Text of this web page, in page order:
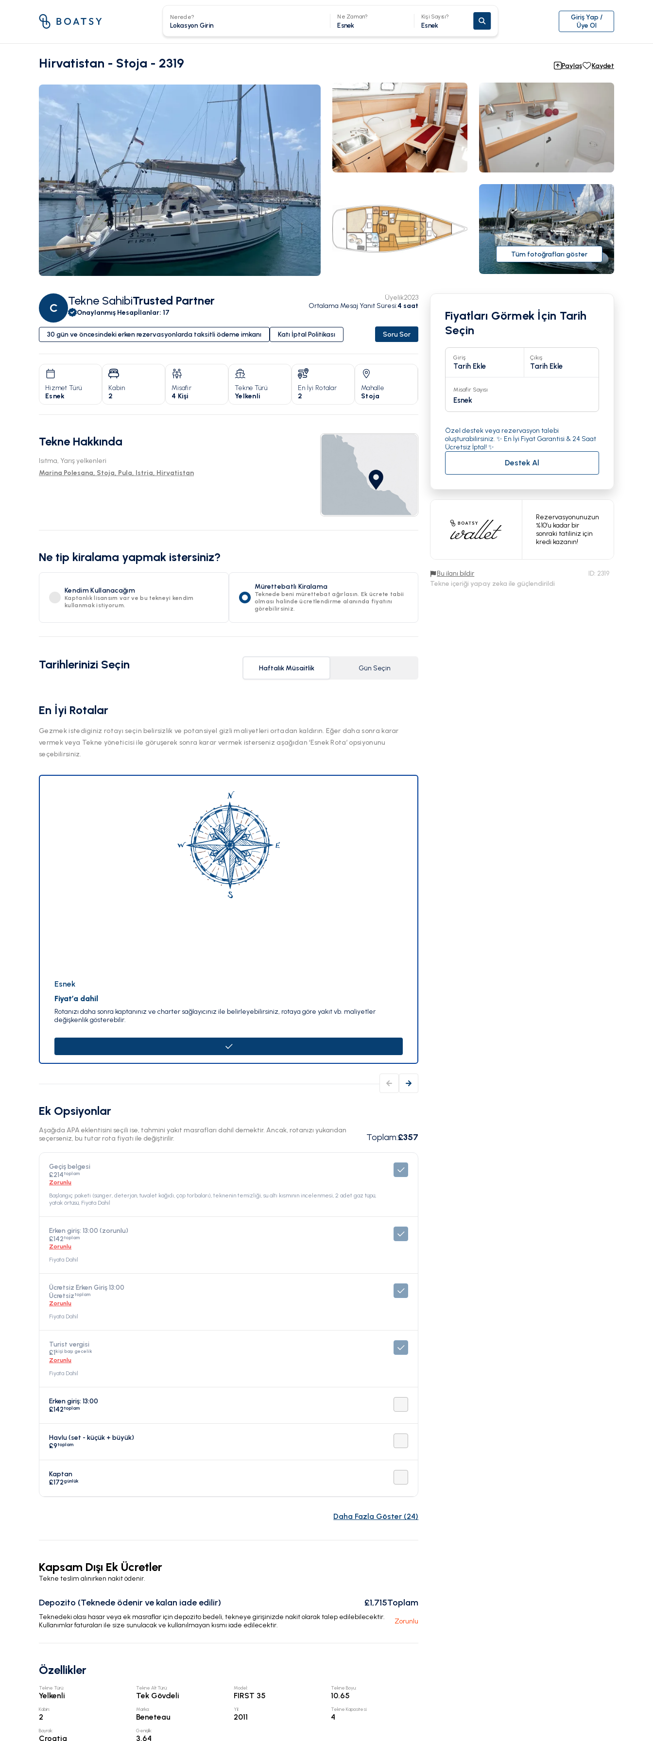
Nerede? Ne Zaman?
Esnek
Kişi Sayısı?
Esnek
Giriş Yap /
Üye Ol
Hirvatistan - Stoja - 2319 Paylaş Kaydet
Tüm fotoğrafları göster
C
Tekne SahibiTrusted Partner
Onaylanmış Hesapİlanlar: 17
Üyelik2023
Ortalama Mesaj Yanıt Süresi:4 saat
30 gün ve öncesindeki erken rezervasyonlarda taksitli ödeme imkanı Katı İptal Politikası Soru Sor
Hizmet Türü
Esnek
Kabin
2
Misafir
4 Kişi
Tekne Türü
Yelkenli
En İyi Rotalar
2
Mahalle
Stoja
Tekne Hakkında
Isıtma, Yarış yelkenleri
Marina Polesana, Stoja, Pula, Istria, Hirvatistan
Ne tip kiralama yapmak istersiniz?
Kendim Kullanacağım
Kaptanlık lisansım var ve bu tekneyi kendim
kullanmak istiyorum.
Mürettebatlı Kiralama
Teknede beni mürettebat ağırlasın. Ek ücrete tabii
olması halinde ücretlendirme alanında fiyatını
görebilirsiniz.
Tarihlerinizi Seçin Haftalık Müsaitlik Gün Seçin
En İyi Rotalar
Gezmek istediginiz rotayı seçin belirsizlik ve potansiyel gizli maliyetleri ortadan kaldırın. Eğer daha sonra karar
vermek veya Tekne yöneticisi ile göruşerek sonra karar vermek isterseniz aşağıdan ‘Esnek Rota’ opsiyonunu
seçebilirsiniz.
Esnek
Fiyat’a dahil
Rotanızı daha sonra kaptanınız ve charter sağlayıcınız ile belirleyebilirsiniz, rotaya göre yakıt vb. maliyetler
değişkenlik gösterebilir.
Ek Opsiyonlar
Aşağıda APA eklentisini seçili ise, tahmini yakıt masrafları dahil demektir. Ancak, rotanızı yukarıdan
seçerseniz, bu tutar rota fiyatı ile değiştirilir.
Toplam:£357
Geçiş belgesi
£214toplam
Zorunlu
Başlangıç paketi (sünger, deterjan, tuvalet kağıdı, çöp torbaları), teknenin temizliği, su altı kısmının incelenmesi, 2 adet gaz tüpü,
yatak örtüsü, Fiyata Dahil
Erken giriş: 13:00 (zorunlu)
£142toplam
Zorunlu
Fiyata Dahil
Ücretsiz Erken Giriş 13:00
Ücretsiztoplam
Zorunlu
Fiyata Dahil
Turist vergisi
£1kişi başı gecelik
Zorunlu
Fiyata Dahil
Erken giriş: 13:00
£142toplam
Havlu (set - küçük + büyük)
£9toplam
Kaptan
£172günlük
Daha Fazla Göster (24)
Kapsam Dışı Ek Ücretler
Tekne teslim alınırken nakit ödenir.
Depozito (Teknede ödenir ve kalan iade edilir) £1,715Toplam
Teknedeki olası hasar veya ek masraflar için depozito bedeli, tekneye girişinizde nakit olarak talep edilebilecektir.
Kullanımlar faturaları ile size sunulacak ve kullanılmayan kısmı iade edilecektir.
Zorunlu
Özellikler
Tekne Türü:
Yelkenli
Tekne Alt Türü:
Tek Gövdeli
Model:
FIRST 35
Tekne Boyu:
10.65
Kabin:
2
Marka:
Beneteau
Yıl:
2011
Tekne Kapasitesi:
4
Bayrak:
Croatia
Genişlik:
3.64
Fiyatları Görmek İçin Tarih
Seçin
Giriş
Tarih Ekle
Çıkış
Tarih Ekle
Misafir Sayısı
Esnek
Özel destek veya rezervasyon talebi
oluşturabilirsiniz. ✨ En İyi Fiyat Garantisi & 24 Saat
Ücretsiz İptal! ✨
Destek Al
Rezervasyonunuzun
%10’u kadar bir
sonraki tatiliniz için
kredi kazanın!
Bu ilanı bildir ID: 2319
Tekne içeriği yapay zeka ile güçlendirildi